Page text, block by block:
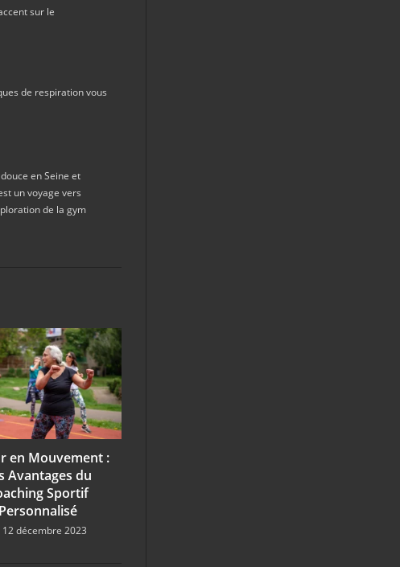
sur le
de respiration vous
en Seine et
un voyage vers
de la gym
en Mouvement :
Avantages du
Sportif
Personnalisé
12 décembre 2023